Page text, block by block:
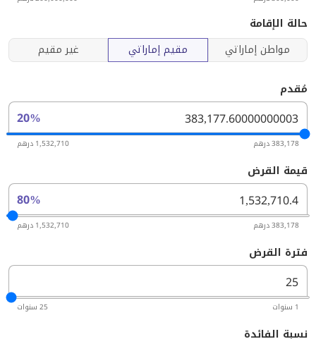
حالة الإقامة
مواطن إماراتي
مقيم إماراتي غير مقيم
مُقدم
20%
383,178 درهم 1,532,710 درهم
قيمة القرض
80%
383,178 درهم 1,532,710 درهم
فترة القرض
1 سنوات 25 سنوات
نسبة الفائدة